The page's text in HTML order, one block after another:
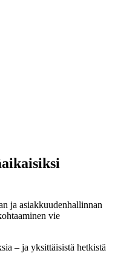
ja asiakkuudenhallinnan
vie
– ja yksittäisistä hetkistä